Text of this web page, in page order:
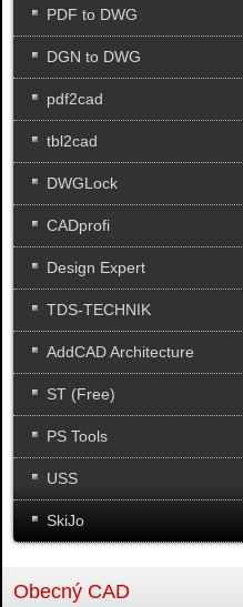
PDF to DWG
DGN to DWG
pdf2cad
tbl2cad
DWGLock
CADprofi
Design Expert
TDS-TECHNIK
AddCAD Architecture
ST (Free)
PS Tools
USS
SkiJo
Obecný CAD